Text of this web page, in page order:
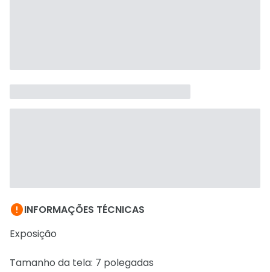
INFORMAÇÕES TÉCNICAS
Exposição
Tamanho da tela: 7 polegadas